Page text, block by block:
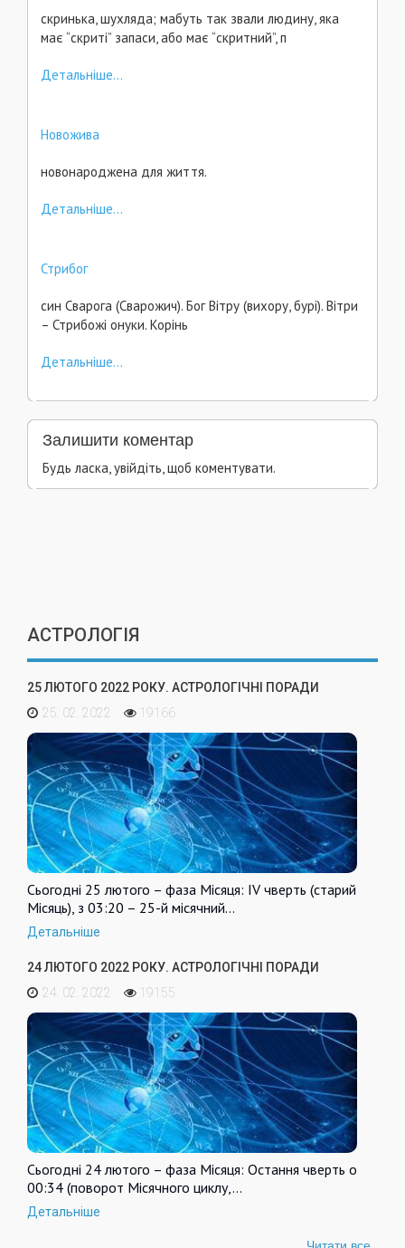
скринька, шухляда; мабуть так звали людину, яка
має “скриті” запаси, або має “скритний”, п
Детальніше...
Новожива
новонароджена для життя.
Детальніше...
Стрибог
син Сварога (Сварожич). Бог Вітру (вихору, бурі). Вітри
– Стрибожі онуки. Корінь
Детальніше...
Залишити коментар
Будь ласка, увійдіть, щоб коментувати.
АСТРОЛОГІЯ
25 ЛЮТОГО 2022 РОКУ. АСТРОЛОГІЧНІ ПОРАДИ
25. 02. 2022
19166
Сьогодні 25 лютого – фаза Місяця: IV чверть (старий
Місяць), з 03:20 – 25-й місячний…
Детальніше
24 ЛЮТОГО 2022 РОКУ. АСТРОЛОГІЧНІ ПОРАДИ
24. 02. 2022
19155
Сьогодні 24 лютого – фаза Місяця: Остання чверть о
00:34 (поворот Місячного циклу,…
Детальніше